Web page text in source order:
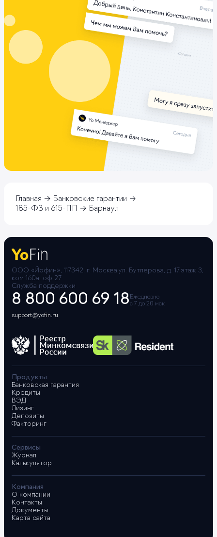
Главная
Банковские гарантии
185-ФЗ и 615-ПП
Барнаул
ООО «Йофин», 117342, г. Москва,ул. Бутлерова, д. 17,этаж 3,
ком 160а, оф 27
Служба поддержки
8 800 600 69 18 Ежедневно
с 7 до 20 мск
support@yofin.ru
Продукты
Банковская гарантия
Кредиты
ВЭД
Лизинг
Депозиты
Факторинг
Сервисы
Журнал
Калькулятор
Компания
О компании
Контакты
Документы
Карта сайта